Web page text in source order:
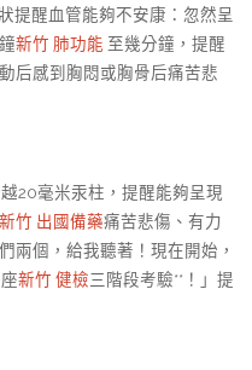
提醒血管能夠不安康：忽然呈
新竹 肺功能 至幾分鐘，提醒
后感到胸悶或胸骨后痛苦悲
20毫米汞柱，提醒能夠呈現
新竹 出國備藥痛苦悲傷、有力
兩個，給我聽著！現在開始，
新竹 健檢三階段考驗**！」提